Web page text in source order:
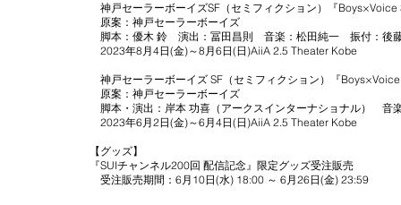
神戸セーラーボーイズSF（セミフィクション）『Boys×Voice
原案：神戸セーラーボーイズ
脚本：優木 鈴 演出：冨田昌則 音楽：松田純一 振付：後
2023年8月4日(金)～8月6日(日)AiiA 2.5 Theater Kobe
神戸セーラーボーイズ SF（セミフィクション）『
原案：神戸セーラーボーイズ
脚本・演出：岸本 功喜（アークスインターナショナル） 音
2023年6月2日(金)～6月4日(日)AiiA 2.5 Theater Kobe
【グッズ】
『SUIチャンネル200回 配信記念』限定グッズ受注販売
受注販売期間：6月10日(水) 18:00 ～ 6月26日(金) 23:59